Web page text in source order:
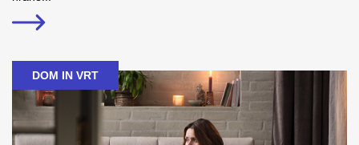
DOM IN VRT